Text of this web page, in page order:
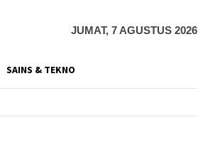
JUMAT, 7 AGUSTUS 2026
SAINS & TEKNO